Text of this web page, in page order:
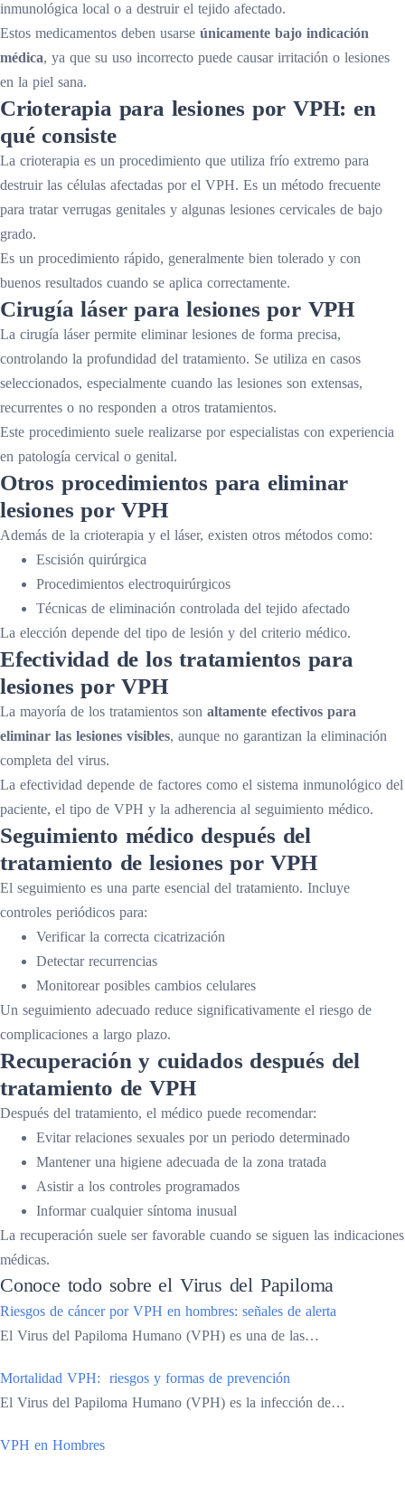
inmunológica local o a destruir el tejido afectado.
Estos medicamentos deben usarse únicamente bajo indicación
médica, ya que su uso incorrecto puede causar irritación o lesiones
en la piel sana.
Crioterapia para lesiones por VPH: en
qué consiste
La crioterapia es un procedimiento que utiliza frío extremo para
destruir las células afectadas por el VPH. Es un método frecuente
para tratar verrugas genitales y algunas lesiones cervicales de bajo
grado.
Es un procedimiento rápido, generalmente bien tolerado y con
buenos resultados cuando se aplica correctamente.
Cirugía láser para lesiones por VPH
La cirugía láser permite eliminar lesiones de forma precisa,
controlando la profundidad del tratamiento. Se utiliza en casos
seleccionados, especialmente cuando las lesiones son extensas,
recurrentes o no responden a otros tratamientos.
Este procedimiento suele realizarse por especialistas con experiencia
en patología cervical o genital.
Otros procedimientos para eliminar
lesiones por VPH
Además de la crioterapia y el láser, existen otros métodos como:
Escisión quirúrgica
Procedimientos electroquirúrgicos
Técnicas de eliminación controlada del tejido afectado
La elección depende del tipo de lesión y del criterio médico.
Efectividad de los tratamientos para
lesiones por VPH
La mayoría de los tratamientos son altamente efectivos para
eliminar las lesiones visibles, aunque no garantizan la eliminación
completa del virus.
La efectividad depende de factores como el sistema inmunológico del
paciente, el tipo de VPH y la adherencia al seguimiento médico.
Seguimiento médico después del
tratamiento de lesiones por VPH
El seguimiento es una parte esencial del tratamiento. Incluye
controles periódicos para:
Verificar la correcta cicatrización
Detectar recurrencias
Monitorear posibles cambios celulares
Un seguimiento adecuado reduce significativamente el riesgo de
complicaciones a largo plazo.
Recuperación y cuidados después del
tratamiento de VPH
Después del tratamiento, el médico puede recomendar:
Evitar relaciones sexuales por un periodo determinado
Mantener una higiene adecuada de la zona tratada
Asistir a los controles programados
Informar cualquier síntoma inusual
La recuperación suele ser favorable cuando se siguen las indicaciones
médicas.
Conoce todo sobre el Virus del Papiloma
Riesgos de cáncer por VPH en hombres: señales de alerta
El Virus del Papiloma Humano (VPH) es una de las…
Mortalidad VPH: riesgos y formas de prevención
El Virus del Papiloma Humano (VPH) es la infección de…
VPH en Hombres